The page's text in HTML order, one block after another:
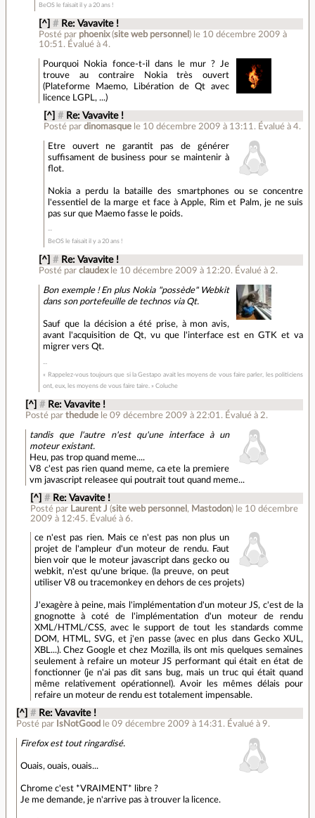
BeOS le faisait il y a 20 ans !
[^] # Re: Vavavite !
Posté par phoenix(site web personnel ) le 10 décembre 2009 à
10:51 . Évalué à4.
Pourquoi Nokia fonce-t-il dans le mur ? Je
trouve au contraire Nokia très ouvert
(Plateforme Maemo, Libération de Qt avec
licence LGPL, ...)
[^] # Re: Vavavite !
Posté par dinomasque le 10 décembre 2009 à 13:11 . Évalué à 4.
Etre ouvert ne garantit pas de générer
suffisament de business pour se maintenir à
flot.
Nokia a perdu la bataille des smartphones ou se concentre
l'essentiel de la marge et face à Apple, Rim et Palm, je ne suis
pas sur que Maemo fasse le poids.
BeOS le faisait il y a 20 ans !
[^] # Re: Vavavite !
Posté parclaudex le 10 décembre 2009 à 12:20. Évalué à 2.
Bon exemple ! En plus Nokia "possède" Webkit
dans son portefeuille de technos via Qt.
Sauf que la décision a été prise, à mon avis,
avant l'acquisition de Qt, vu que l'interface est en GTK et va
migrer vers Qt.
« Rappelez-vous toujours que si la Gestapo avait les moyens de vous faire parler, les politiciens
ont, eux, les moyens de vous faire taire. » Coluche
[^] # Re: Vavavite !
Posté parthedude le 09 décembre 2009 à 22:01 . Évalué à 2.
tandis que l'autre n'est qu'une interface à un
moteur existant.
Heu, pas trop quand meme....
V8 c'est pas rien quand meme, ca ete la premiere
vm javascript releasee qui poutrait tout quand meme...
[^] # Re: Vavavite !
Posté par Laurent J (site web personnel , Mastodon) le 10 décembre
2009 à 12:45. Évalué à 6.
ce n'est pas rien. Mais ce n'est pas non plus un
projet de l'ampleur d'un moteur de rendu. Faut
bien voir que le moteur javascript dans gecko ou
webkit, n'est qu'une brique. (la preuve, on peut
utiliser V8 ou tracemonkey en dehors de ces projets)
J'exagère à peine, mais l'implémentation d'un moteur JS, c'est de la
gnognotte à coté de l'implémentation d'un moteur de rendu
XML/HTML/CSS, avec le support de tout les standards comme
DOM, HTML, SVG, et j'en passe (avec en plus dans Gecko XUL,
XBL...). Chez Google et chez Mozilla, ils ont mis quelques semaines
seulement à refaire un moteur JS performant qui était en état de
fonctionner (je n'ai pas dit sans bug, mais un truc qui était quand
même relativement opérationnel). Avoir les mêmes délais pour
refaire un moteur de rendu est totalement impensable.
[^] # Re: Vavavite !
Posté par IsNotGood le 09 décembre 2009 à 14:31. Évalué à9.
Firefox est tout ringardisé.
Ouais, ouais, ouais...
Chrome c'est *VRAIMENT* libre ?
Je me demande, je n'arrive pas à trouver la licence.